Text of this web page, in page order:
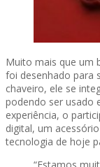
Muito mais que um
foi desenhado para
chaveiro, ele se
podendo ser usado
experiência, o
digital, um
tecnologia de hoje